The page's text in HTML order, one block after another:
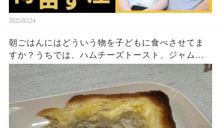
2025/03/24
朝ごはんにはどういう物を子どもに食べさせてま
すか？うちでは、ハムチーズトースト、ジャムト
ースト、ピーナッツバタートーストをよく作りま
す。やっぱこんなんダメよね…